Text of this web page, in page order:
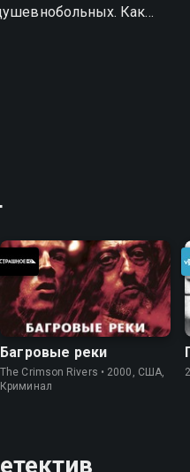
Как
ответ можно, лишь
Багровые реки
The Crimson Rivers • 2000, США,
Криминал